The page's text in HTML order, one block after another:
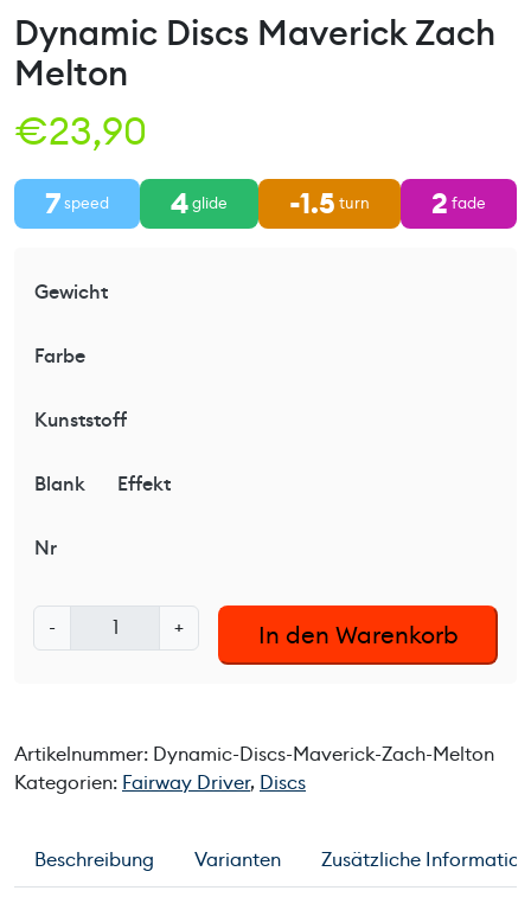
Dynamic Discs Maverick Zach
Melton
€23,90
7speed 4glide -1.5 turn 2 fade
Gewicht
Farbe
Kunststoff
Blank Effekt
Nr
-
y
i
c
i
s
+ In den Warenkorb
Artikelnummer: Dynamic-Discs-Maverick-Zach-Melton
Kategorien: Fairway Driver, Discs
Beschreibung Varianten Zusätzliche